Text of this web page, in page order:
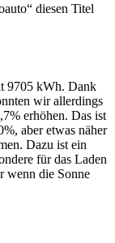
diesen Titel
9705 kWh. Dank
wir allerdings
erhöhen. Das ist
aber etwas näher
Dazu ist ein
für das Laden
wenn die Sonne